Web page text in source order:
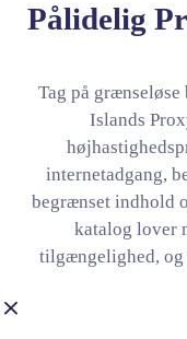
Pålidelig
Tag på
Islands
internetadgang,
begrænset indhold
katalog lover
tilgængelighed,